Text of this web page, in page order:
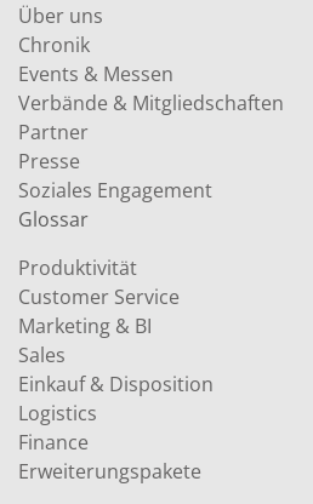
Über uns
Chronik
Events & Messen
Verbände & Mitgliedschaften
Partner
Presse
Soziales Engagement
Glossar
Produktivität
Customer Service
Marketing & BI
Sales
Einkauf & Disposition
Logistics
Finance
Erweiterungspakete